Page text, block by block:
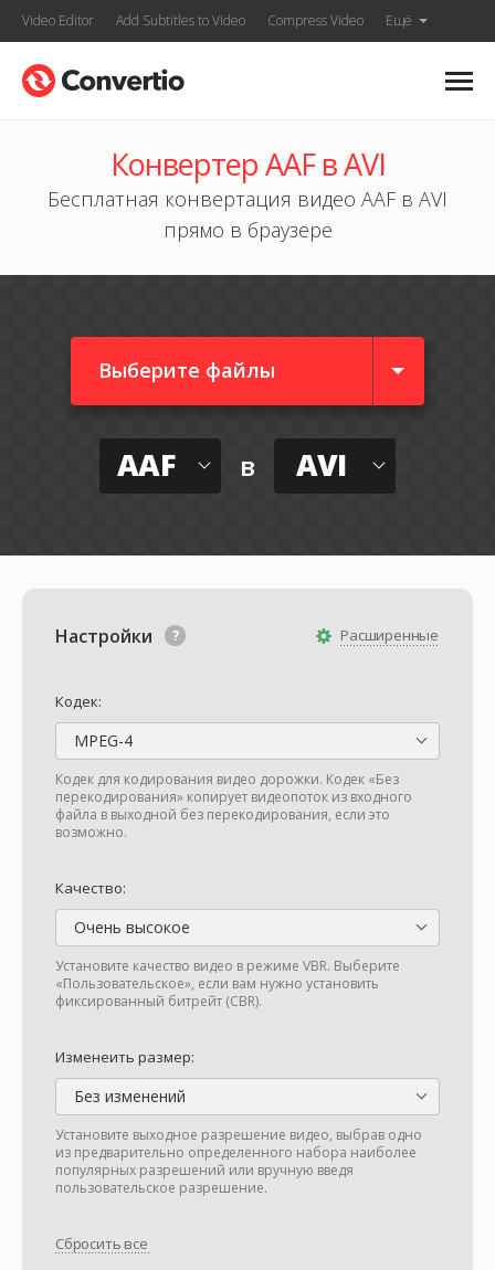
Video Editor Add Subtitles to Video Compress Video Ещё
Конвертер AAF в AVI
Бесплатная конвертация видео AAF в AVI
прямо в браузере
Выберите файлы
AAF в AVI
Расширенные
Настройки
Кодек:
MPEG-4
Кодек для кодирования видео дорожки. Кодек «Без
перекодирования» копирует видеопоток из входного
файла в выходной без перекодирования, если это
возможно.
Качество:
Очень высокое
Установите качество видео в режиме VBR. Выберите
«Пользовательское», если вам нужно установить
фиксированный битрейт (CBR).
Изменеить размер:
Без изменений
Установите выходное разрешение видео, выбрав одно
из предварительно определенного набора наиболее
популярных разрешений или вручную введя
пользовательское разрешение.
Сбросить все